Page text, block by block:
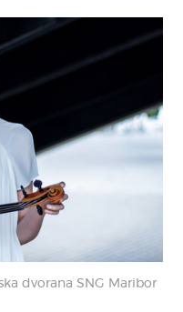
dvorana SNG Maribor